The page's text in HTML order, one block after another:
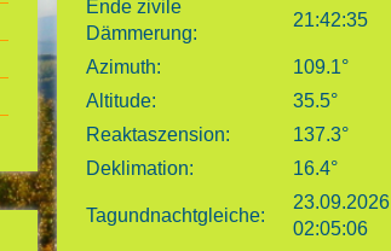
Ende zivile
Dämmerung:
21:42:35
Azimuth:
109.1°
Altitude:
35.5°
Reaktaszension:
137.3°
Deklimation:
16.4°
Tagundnachtgleiche:
23.09.2026
02:05:06